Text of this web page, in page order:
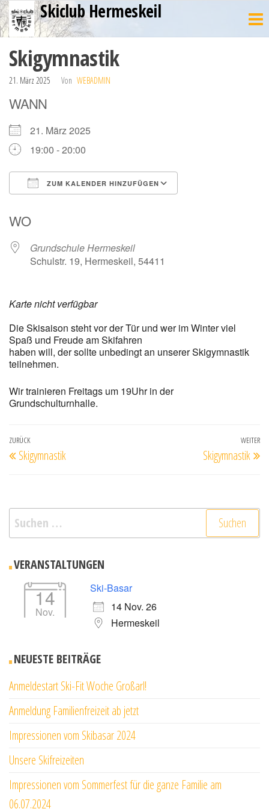
Zum
Inhalt
springen
Skiclub Hermeskeil
Skigymnastik
21. März 2025 Von WEBADMIN
WANN
21. März 2025
19:00 - 20:00
ZUM KALENDER HINZUFÜGEN
WO
Grundschule Hermeskeil
Schulstr. 19, Hermeskeil, 54411
Karte nicht verfügbar
Die Skisaison steht vor der Tür und wer im Winter viel
Spaß und Freude am Skifahren
haben will, der sollte unbedingt an unserer Skigymnastik
teilnehmen.
Wir trainieren Freitags um 19Uhr in der
Grundschulturnhalle.
Beitragsnavigation
Vorheriger
Beitrag
ZURÜCK
Skigymnastik
WEITER
Skigymnastik
Suchen
nach:
VERANSTALTUNGEN
14
Nov.
Ski-Basar
14 Nov. 26
Hermeskeil
NEUESTE BEITRÄGE
Anmeldestart Ski-Fit Woche Großarl!
Anmeldung Familienfreizeit ab jetzt
Impressionen vom Skibasar 2024
Unsere Skifreizeiten
Impressionen vom Sommerfest für die ganze Familie am
06.07.2024